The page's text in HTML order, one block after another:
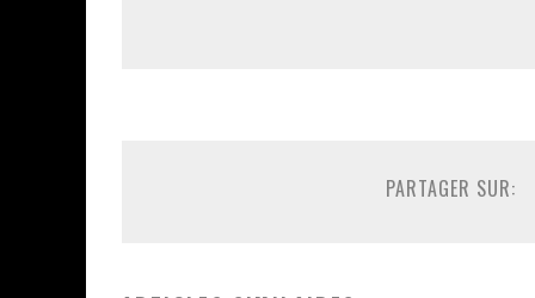
PARTAGER SUR: